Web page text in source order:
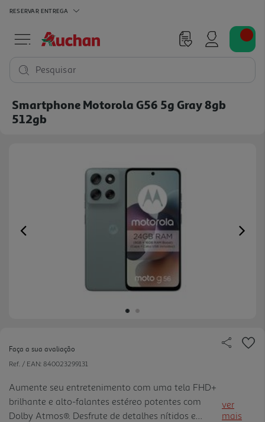
RESERVAR ENTREGA
Pesquisar
Smartphone Motorola G56 5g Gray 8gb
512gb
Previous
Faça a sua avaliação
Ref. / EAN: 840023299131
Aumente seu entretenimento com uma tela FHD+
brilhante e alto-falantes estéreo potentes com
Dolby Atmos®. Desfrute de detalhes nítidos e
ver
mais